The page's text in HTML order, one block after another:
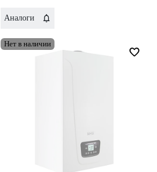
Аналоги
Нет в наличии